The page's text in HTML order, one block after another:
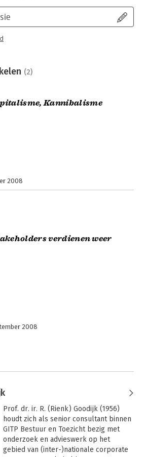
(2)
Kannibalisme
2008
verdienen weer
2008
Prof. dr. ir. R. (Rienk) Goodijk (1956)
houdt zich als senior consultant binnen
GITP Bestuur en Toezicht bezig met
onderzoek en advieswerk op het
gebied van (inter-)nationale corporate